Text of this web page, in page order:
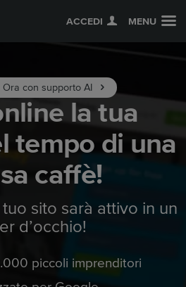
ACCEDI MENU
Ora con supporto AI
la tua
tempo di una
caffè!
sito sarà attivo in un
d’occhio!
piccoli imprenditori